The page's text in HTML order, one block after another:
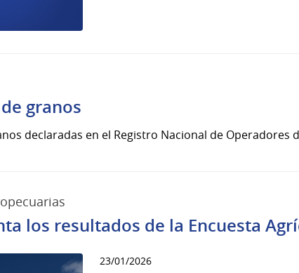
granos
declaradas en el Registro Nacional de Operadores
los resultados de la Encuesta
23/01/2026